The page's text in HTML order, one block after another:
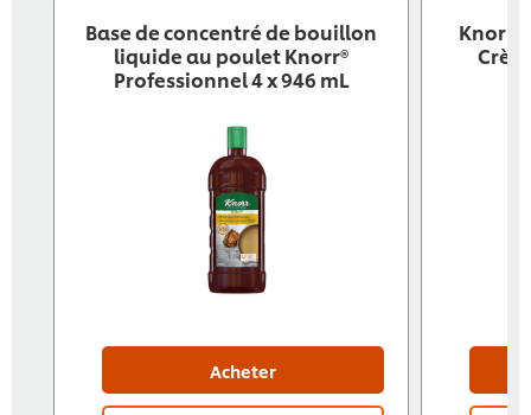
Base de concentré de bouillon
liquide au poulet Knorr®
Professionnel 4 x 946 mL
Acheter
Knorr®